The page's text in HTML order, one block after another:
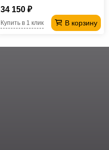
34 150 ₽
В корзину
Купить в 1 клик